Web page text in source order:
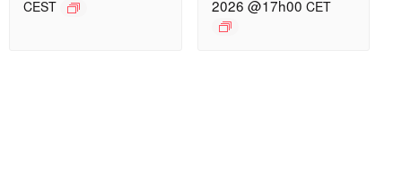
CEST
2026 @17h00 CET